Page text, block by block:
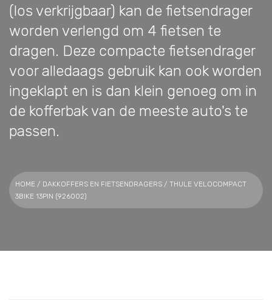
(los verkrijgbaar) kan de fietsendrager
worden verlengd om 4 fietsen te
dragen. Deze compacte fietsendrager
voor alledaags gebruik kan ook worden
ingeklapt en is dan klein genoeg om in
de kofferbak van de meeste auto's te
passen.
HOME / DAKKOFFERS EN FIETSENDRAGERS / THULE VELOCOMPACT
3BIKE 13PIN (926002)